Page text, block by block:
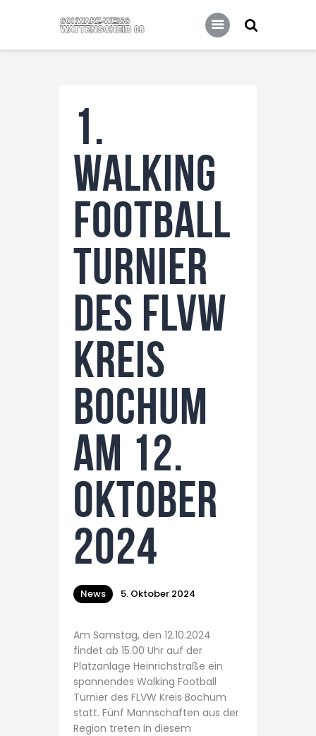
Home
Leitbild
Senioren
Junioren
Unsere Partner
Kontakt
Datenschutz / Impressum
1.
Walking
Football
Turnier
des FLVW
Kreis
Bochum
am 12.
Oktober
2024
News 5. Oktober 2024
Am Samstag, den 12.10.2024
findet ab 15.00 Uhr auf der
Platzanlage Heinrichstraße ein
spannendes Walking Football
Turnier des FLVW Kreis Bochum
statt. Fünf Mannschaften aus der
Region treten in diesem